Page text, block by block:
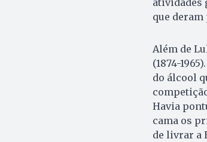
atividades
que
Além de
(1874-
do álcool
Havia
cama os
de livrar a